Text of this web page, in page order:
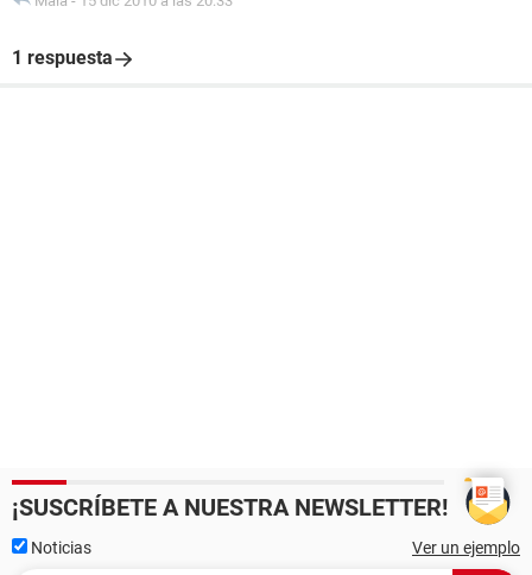
1 respuesta
¡SUSCRÍBETE A NUESTRA NEWSLETTER!
Noticias Ver un ejemplo